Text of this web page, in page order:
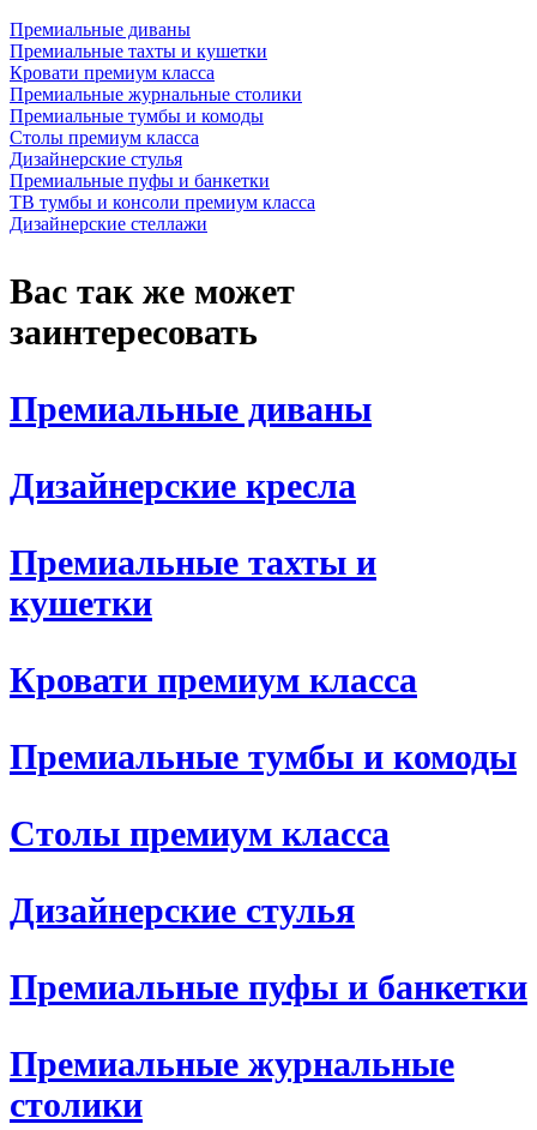
Премиальные диваны
Премиальные тахты и кушетки
Кровати премиум класса
Премиальные журнальные столики
Премиальные тумбы и комоды
Столы премиум класса
Дизайнерские стулья
Премиальные пуфы и банкетки
ТВ тумбы и консоли премиум класса
Дизайнерские стеллажи
Вас так же может
заинтересовать
Премиальные диваны
Дизайнерские кресла
Премиальные тахты и
кушетки
Кровати премиум класса
Премиальные тумбы и комоды
Столы премиум класса
Дизайнерские стулья
Премиальные пуфы и банкетки
Премиальные журнальные
столики